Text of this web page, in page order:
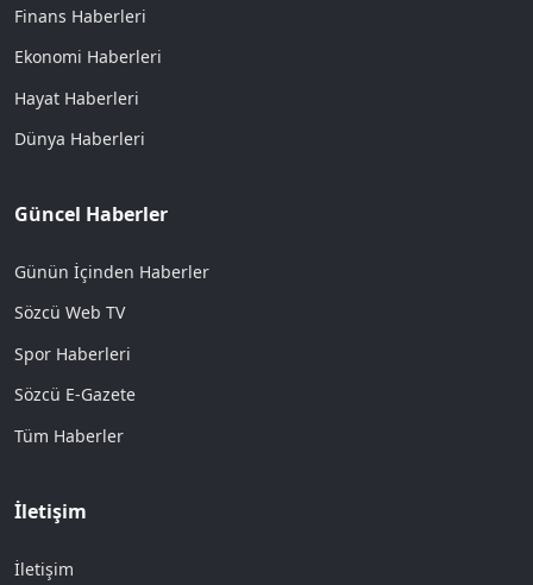
Finans Haberleri
Ekonomi Haberleri
Hayat Haberleri
Dünya Haberleri
Güncel Haberler
Günün İçinden Haberler
Sözcü Web TV
Spor Haberleri
Sözcü E-Gazete
Tüm Haberler
İletişim
İletişim